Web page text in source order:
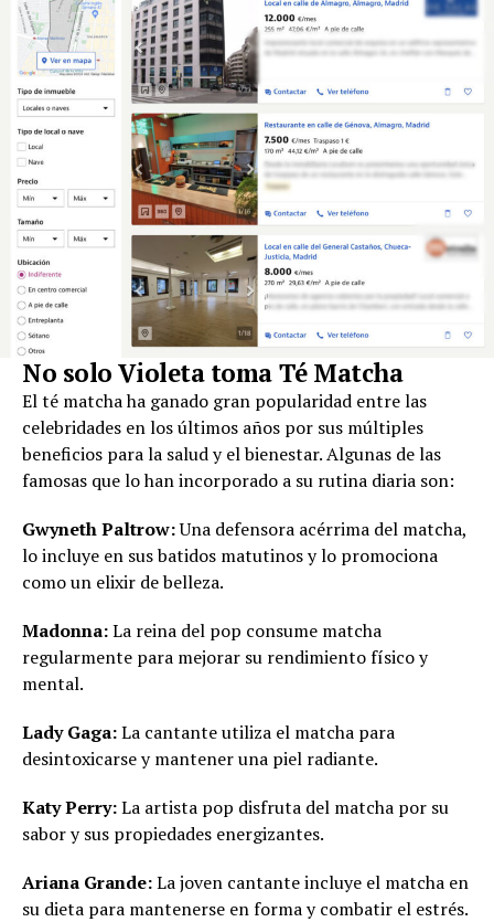
No solo Violeta toma Té Matcha
El té matcha ha ganado gran popularidad entre las
celebridades en los últimos años por sus múltiples
beneficios para la salud y el bienestar. Algunas de las
famosas que lo han incorporado a su rutina diaria son:
Gwyneth Paltrow:Una defensora acérrima del matcha,
lo incluye en sus batidos matutinos y lo promociona
como un elixir de belleza.
Madonna:La reina del pop consume matcha
regularmente para mejorar su rendimiento físico y
mental.
Lady Gaga:La cantante utiliza el matcha para
desintoxicarse y mantener una piel radiante.
Katy Perry:La artista pop disfruta del matcha por su
sabor y sus propiedades energizantes.
Ariana Grande:La joven cantante incluye el matcha en
su dieta para mantenerse en forma y combatir el estrés.